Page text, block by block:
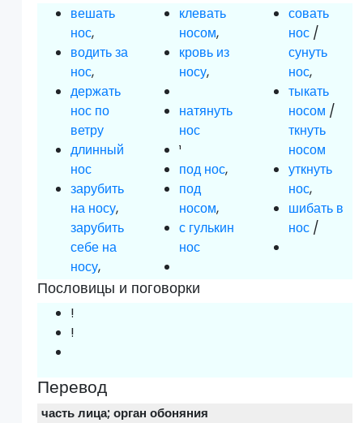
вешать
нос,
водить за
нос,
держать
нос по
ветру
длинный
нос
зарубить
на носу,
зарубить
себе на
носу,
клевать
носом,
кровь из
носу,
натянуть
нос
¹
под нос,
под
носом,
с гулькин
нос
совать
нос/
сунуть
нос,
тыкать
носом /
ткнуть
носом
уткнуть
нос,
шибать в
нос/
Пословицы и поговорки
!
!
Перевод
часть лица; орган обоняния